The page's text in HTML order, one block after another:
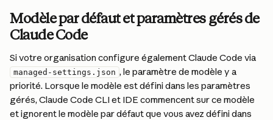
Modèle par défaut et paramètres gérés de
Claude Code
Si votre organisation configure également Claude Code via
managed-settings.json , le paramètre de modèle y a
priorité. Lorsque le modèle est défini dans les paramètres
gérés, Claude Code CLI et IDE commencent sur ce modèle
et ignorent le modèle par défaut que vous avez défini dans